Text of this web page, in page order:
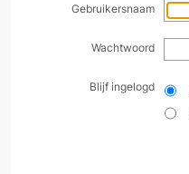
Gebruikersnaam
Wachtwoord
Blijf ingelogd